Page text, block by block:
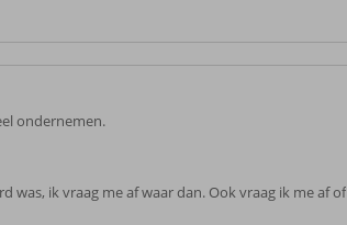
ondernemen.
was, ik vraag me af waar dan. Ook vraag ik me af of